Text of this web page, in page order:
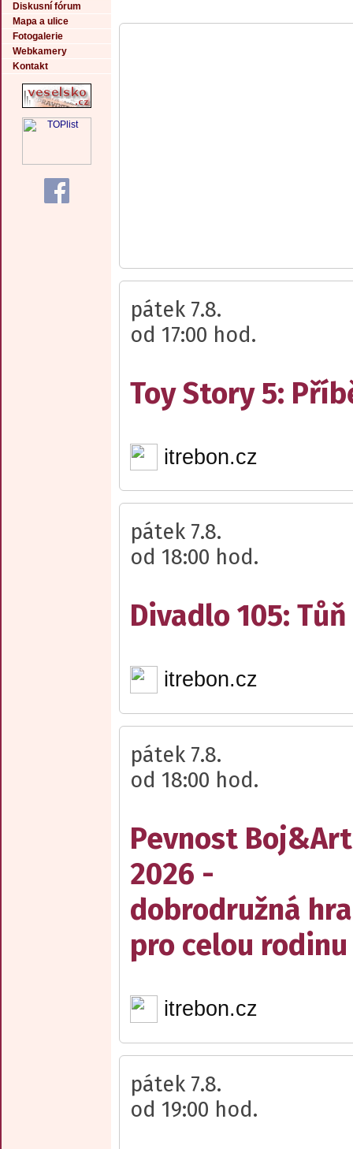
Diskusní fórum
Mapa a ulice
Fotogalerie
Webkamery
Kontakt
pátek 7.8.
od 17:00 hod.
Toy Story 5:
itrebon.cz
pátek 7.8.
od 18:00 hod.
Divadlo 105: Tůň
itrebon.cz
pátek 7.8.
od 18:00 hod.
Pevnost Boj&Art
2026 -
dobrodružná hra
pro celou rodinu
itrebon.cz
pátek 7.8.
od 19:00 hod.